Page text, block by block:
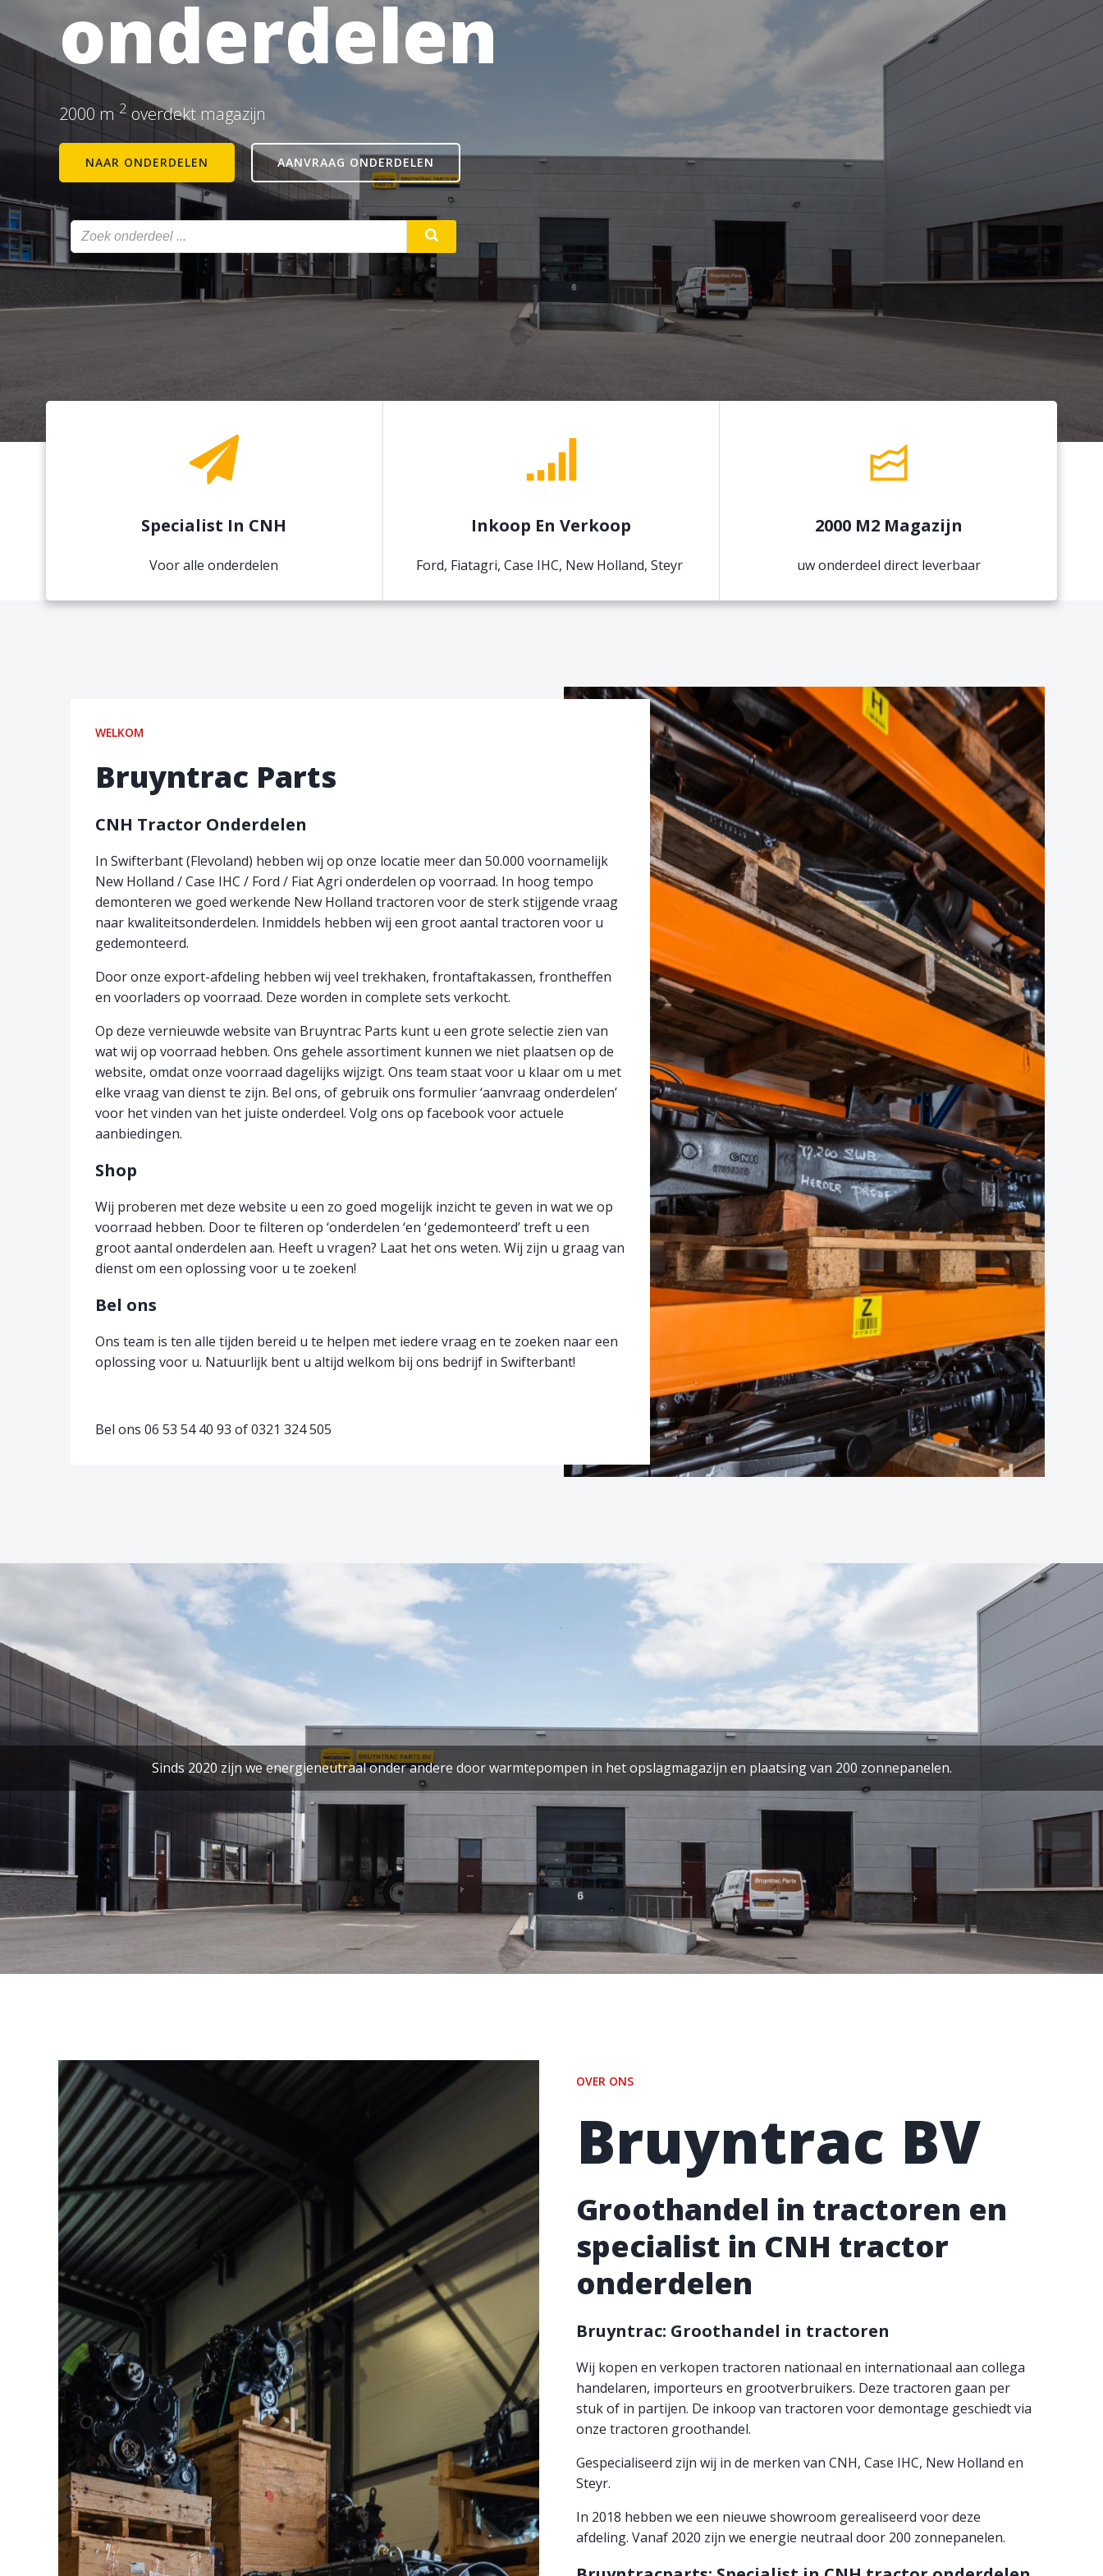
onderdelen
2000 m2 overdekt magazijn
NAAR ONDERDELEN AANVRAAG ONDERDELEN
Specialist In CNH
Voor alle onderdelen
Inkoop En Verkoop
Ford, Fiatagri, Case IHC, New Holland, Steyr
2000 M2 Magazijn
uw onderdeel direct leverbaar
WELKOM
Bruyntrac Parts
CNH Tractor Onderdelen
In Swifterbant (Flevoland) hebben wij op onze locatie meer dan 50.000 voornamelijk
New Holland / Case IHC / Ford / Fiat Agri onderdelen op voorraad. In hoog tempo
demonteren we goed werkende New Holland tractoren voor de sterk stijgende vraag
naar kwaliteitsonderdelen. Inmiddels hebben wij een groot aantal tractoren voor u
gedemonteerd.
Door onze export-afdeling hebben wij veel trekhaken, frontaftakassen, frontheffen
en voorladers op voorraad. Deze worden in complete sets verkocht.
Op deze vernieuwde website van Bruyntrac Parts kunt u een grote selectie zien van
wat wij op voorraad hebben. Ons gehele assortiment kunnen we niet plaatsen op de
website, omdat onze voorraad dagelijks wijzigt. Ons team staat voor u klaar om u met
elke vraag van dienst te zijn. Bel ons, of gebruik ons formulier ‘aanvraag onderdelen’
voor het vinden van het juiste onderdeel. Volg ons op facebook voor actuele
aanbiedingen.
Shop
Wij proberen met deze website u een zo goed mogelijk inzicht te geven in wat we op
voorraad hebben. Door te filteren op ‘onderdelen ‘en ‘gedemonteerd’ treft u een
groot aantal onderdelen aan. Heeft u vragen? Laat het ons weten. Wij zijn u graag van
dienst om een oplossing voor u te zoeken!
Bel ons
Ons team is ten alle tijden bereid u te helpen met iedere vraag en te zoeken naar een
oplossing voor u. Natuurlijk bent u altijd welkom bij ons bedrijf in Swifterbant!
Bel ons 06 53 54 40 93 of 0321 324 505
Sinds 2020 zijn we energieneutraal onder andere door warmtepompen in het opslagmagazijn en plaatsing van 200 zonnepanelen.
OVER ONS
Bruyntrac BV
Groothandel in tractoren en
specialist in CNH tractor
onderdelen
Bruyntrac: Groothandel in tractoren
Wij kopen en verkopen tractoren nationaal en internationaal aan collega
handelaren, importeurs en grootverbruikers. Deze tractoren gaan per
stuk of in partijen. De inkoop van tractoren voor demontage geschiedt via
onze tractoren groothandel.
Gespecialiseerd zijn wij in de merken van CNH, Case IHC, New Holland en
Steyr.
In 2018 hebben we een nieuwe showroom gerealiseerd voor deze
afdeling. Vanaf 2020 zijn we energie neutraal door 200 zonnepanelen.